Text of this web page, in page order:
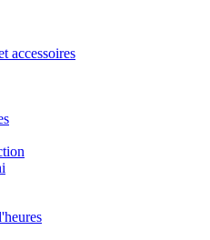
accessoires